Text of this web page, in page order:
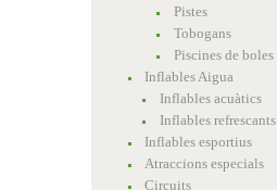
Pistes
Tobogans
Piscines de boles
Inflables Aigua
Inflables acuàtics
Inflables refrescants
Inflables esportius
Atraccions especials
Circuits